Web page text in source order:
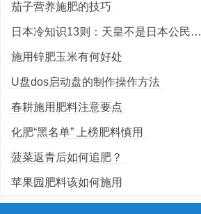
茄子营养施肥的技巧
日本冷知识13则：天皇不是日本公民…
施用锌肥玉米有何好处
U盘dos启动盘的制作操作方法
春耕施用肥料注意要点
化肥“黑名单” 上榜肥料慎用
菠菜返青后如何追肥？
苹果园肥料该如何施用